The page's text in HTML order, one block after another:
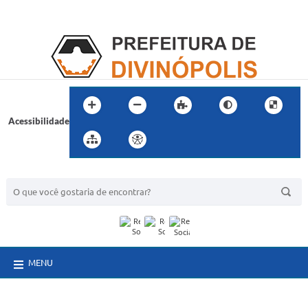
Acessibilidade
MENU